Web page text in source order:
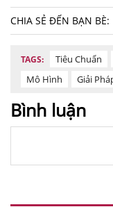
CHIA SẺ ĐẾN BẠN BÈ:
TAGS: Tiêu Chuẩn
Mô Hình
Giải
Bình luận